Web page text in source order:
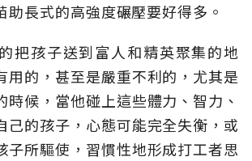
助長式的高強度碾壓要好得多。
把孩子送到富人和精英聚集的地
用的，甚至是嚴重不利的，尤其是
時候，當他碰上這些體力、智力、
己的孩子，心態可能完全失衡，或
子所驅使，習慣性地形成打工者思